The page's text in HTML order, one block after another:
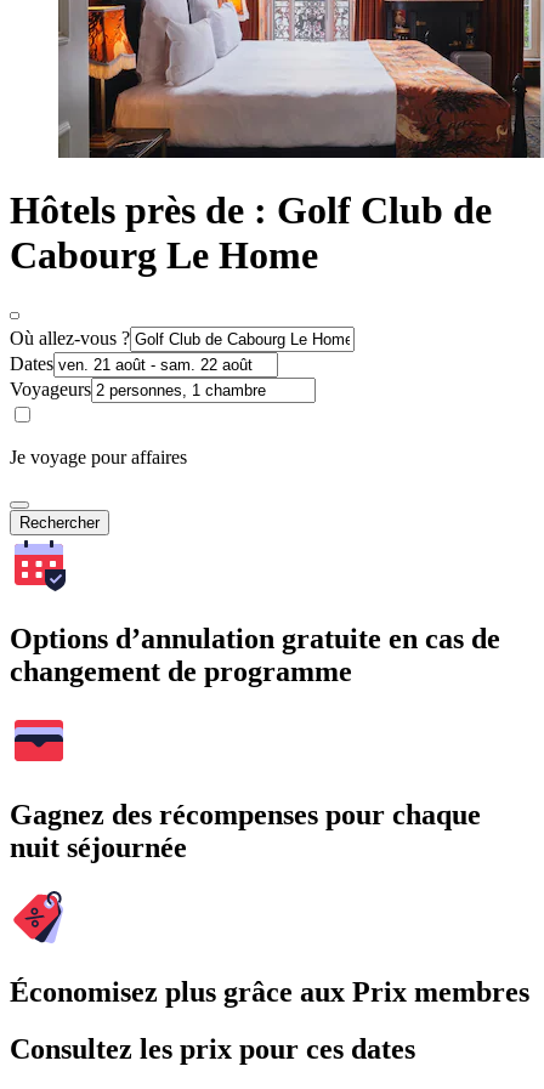
Hôtels près de : Golf Club de
Cabourg Le Home
Où allez-vous ?
Dates
Voyageurs
Je voyage pour affaires
Rechercher
Options d’annulation gratuite en cas de
changement de programme
Gagnez des récompenses pour chaque
nuit séjournée
Économisez plus grâce aux Prix membres
Consultez les prix pour ces dates